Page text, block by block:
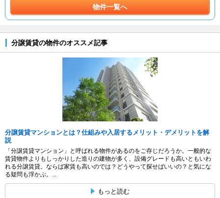
物件一覧へ
分譲賃貸の物件のオススメ記事
分譲賃貸マンションとは？仕組みや入居するメリット・デメリットを解
説
「分譲賃貸マンション」と呼ばれる物件があるのをご存じだろうか。一般的な
賃貸物件よりもしっかりした造りの建物が多く、設備グレードも高いともいわ
れる分譲賃貸。ならば家賃も高いのでは？どうやって探せばいいの？と気にな
る疑問も浮かぶ。...
もっと読む